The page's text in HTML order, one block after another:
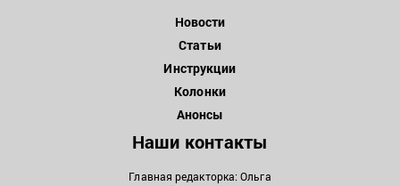
Новости
Статьи
Инструкции
Колонки
Анонсы
Наши контакты
Главная редакторка: Ольга